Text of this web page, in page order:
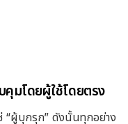
มโดยผู้ใช้โดยตรง
“ผู้บุกรุก” ดังนั้นทุกอย่าง